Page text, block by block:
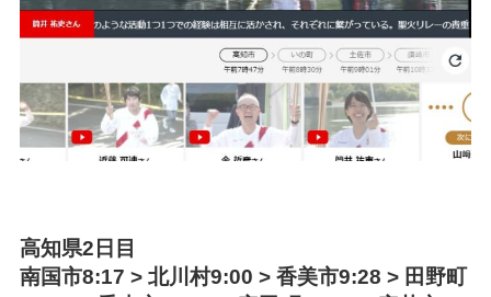
高知県2日目
南国市8:17 > 北川村9:00 > 香美市9:28 > 田野町